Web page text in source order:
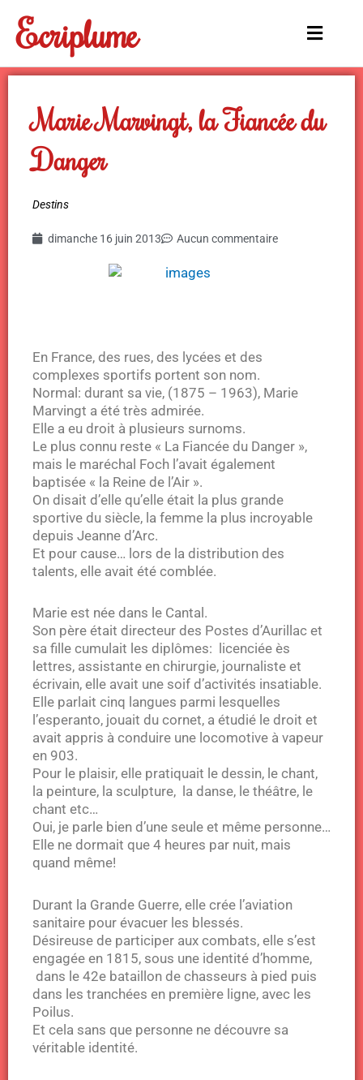
contenu
Ecriplume
Main
Marie Marvingt, la Fiancée du
Danger
Destins
dimanche 16 juin 2013 Aucun commentaire
En France, des rues, des lycées et des
complexes sportifs portent son nom.
Normal: durant sa vie, (1875 – 1963), Marie
Marvingt a été très admirée.
Elle a eu droit à plusieurs surnoms.
Le plus connu reste « La Fiancée du Danger »,
mais le maréchal Foch l’avait également
baptisée « la Reine de l’Air ».
On disait d’elle qu’elle était la plus grande
sportive du siècle, la femme la plus incroyable
depuis Jeanne d’Arc.
Et pour cause… lors de la distribution des
talents, elle avait été comblée.
Marie est née dans le Cantal.
Son père était directeur des Postes d’Aurillac et
sa fille cumulait les diplômes: licenciée ès
lettres, assistante en chirurgie, journaliste et
écrivain, elle avait une soif d’activités insatiable.
Elle parlait cinq langues parmi lesquelles
l’esperanto, jouait du cornet, a étudié le droit et
avait appris à conduire une locomotive à vapeur
en 903.
Pour le plaisir, elle pratiquait le dessin, le chant,
la peinture, la sculpture, la danse, le théâtre, le
chant etc…
Oui, je parle bien d’une seule et même personne…
Elle ne dormait que 4 heures par nuit, mais
quand même!
Durant la Grande Guerre, elle crée l’aviation
sanitaire pour évacuer les blessés.
Désireuse de participer aux combats, elle s’est
engagée en 1815, sous une identité d’homme,
dans le 42e bataillon de chasseurs à pied puis
dans les tranchées en première ligne, avec les
Poilus.
Et cela sans que personne ne découvre sa
véritable identité.